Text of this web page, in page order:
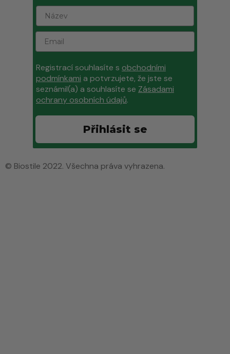
Registrací souhlasíte s obchodními
podmínkami a potvrzujete, že jste se
seznámil(a) a souhlasíte se Zásadami
ochrany osobních údajů.
Přihlásit se
© Biostile 2022. Všechna práva vyhrazena.